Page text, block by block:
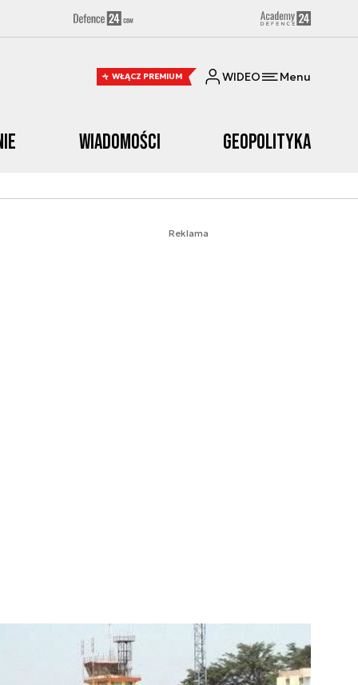
WŁĄCZ PREMIUM WIDEO Menu
Wiadomości Geopolityka
Reklama